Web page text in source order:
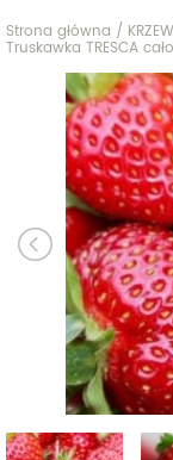
Strona główna /
Truskawka TRESCA